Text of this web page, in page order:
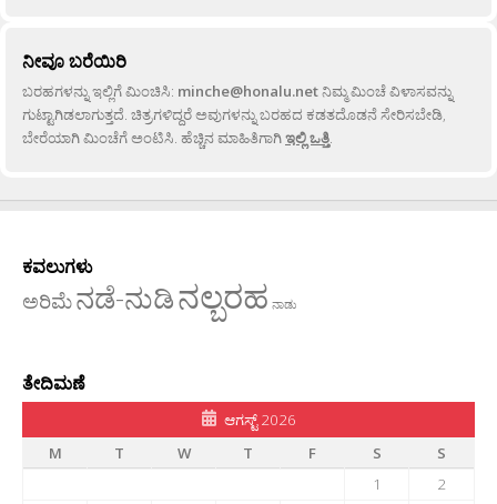
ನೀವೂ ಬರೆಯಿರಿ
ಬರಹಗಳನ್ನು ಇಲ್ಲಿಗೆ ಮಿಂಚಿಸಿ: minche@honalu.netನಿಮ್ಮ ಮಿಂಚೆ ವಿಳಾಸವನ್ನು
ಗುಟ್ಟಾಗಿಡಲಾಗುತ್ತದೆ. ಚಿತ್ರಗಳಿದ್ದರೆ ಅವುಗಳನ್ನು ಬರಹದ ಕಡತದೊಡನೆ ಸೇರಿಸಬೇಡಿ,
ಬೇರೆಯಾಗಿ ಮಿಂಚೆಗೆ ಅಂಟಿಸಿ. ಹೆಚ್ಚಿನ ಮಾಹಿತಿಗಾಗಿಇಲ್ಲಿ ಒತ್ತಿ.
ಕವಲುಗಳು
ಅರಿಮೆನಡೆ-ನುಡಿನಲ್ಬರಹ ನಾಡು
ತೇದಿಮಣೆ
ಆಗಸ್ಟ್ 2026
M
T W T F S
S
1
2